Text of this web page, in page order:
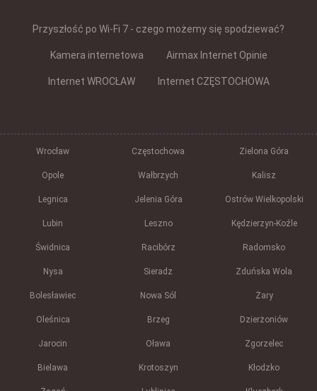
Przyszłość po Wi-Fi 7 - czego możemy się spodziewać?
Kamera internetowa Airmax Internet Opinie
Internet WROCŁAW Internet CZĘSTOCHOWA
Wrocław Częstochowa Zielona Góra
Opole Wałbrzych Kalisz
Legnica Jelenia Góra Ostrów Wielkopolski
Lubin Leszno Kędzierzyn-Koźle
Świdnica Racibórz Radomsko
Nysa Sieradz Zduńska Wola
Bolesławiec Nowa Sól Żary
Oleśnica Brzeg Dzierżoniów
Jarocin Oława Zgorzelec
Bielawa Krotoszyn Kłodzko